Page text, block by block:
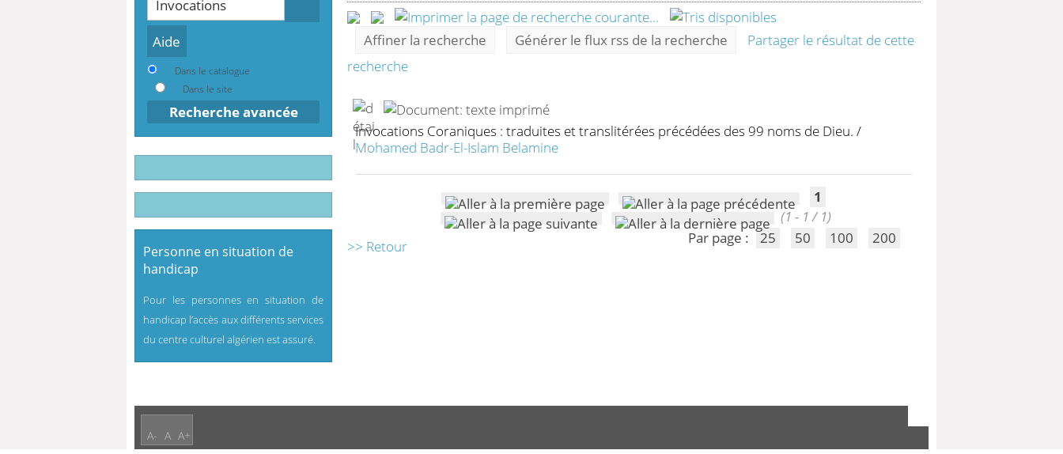
Affiner la recherche Générer le flux rss de la recherche
Partager le résultat de cette
recherche
Invocations Coraniques : traduites et translitérées précédées des 99 noms de Dieu. /
Mohamed Badr-El-Islam Belamine
1
(1 - 1 / 1)
Par page :
25 50 100 200
>> Retour
Dans le catalogue
Dans le site
Recherche avancée
Personne en situation de
handicap
Pour les personnes en situation de
handicap l’accès aux différents services
du centre culturel algérien est assuré.
A- A A+